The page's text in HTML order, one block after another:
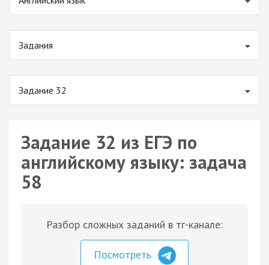
Задания
Задание 32
Задание 32 из ЕГЭ по
английскому языку: задача
58
Разбор сложных заданий в тг-канале:
Посмотреть